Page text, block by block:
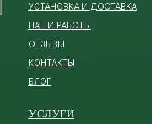
УСТАНОВКА И ДОСТАВКА
НАШИ РАБОТЫ
ОТЗЫВЫ
КОНТАКТЫ
БЛОГ
УСЛУГИ